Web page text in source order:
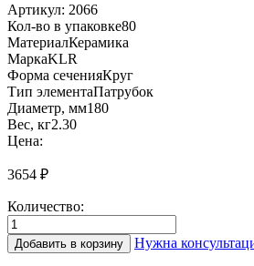
Артикул: 2066
Кол-во в упаковке80
МатериалКерамика
МаркаKLR
Форма сеченияКруг
Тип элементаПатрубок
Диаметр, мм180
Вес, кг2.30
Цена:
3654 ₽
Количество:
Количество
товара
Патрубок
Добавить в корзину Нужна